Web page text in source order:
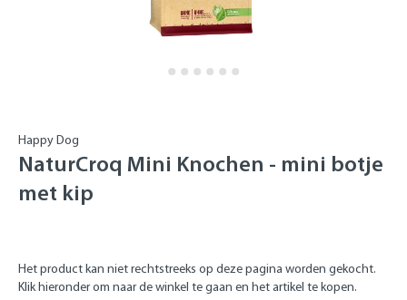
Happy Dog
NaturCroq Mini Knochen - mini botje
met kip
Het product kan niet rechtstreeks op deze pagina worden gekocht.
Klik hieronder om naar de winkel te gaan en het artikel te kopen.